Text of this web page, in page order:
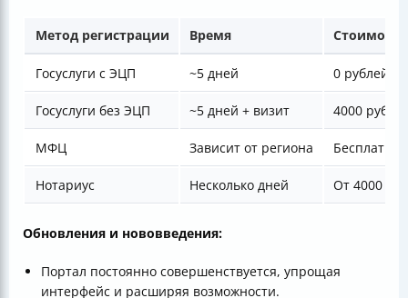
Метод регистрации Время Стоимость
Госуслуги с ЭЦП ~5 дней 0 рублей
Госуслуги без ЭЦП ~5 дней + визит 4000
МФЦ Зависит от региона Бесплатно
Нотариус Несколько дней От 4000
Обновления и нововведения:
Портал постоянно совершенствуется, упрощая
интерфейс и расширяя возможности.